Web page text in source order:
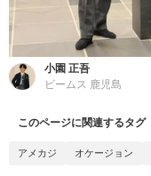
小園 正吾
ビームス 鹿児島
このページに関連するタグ
アメカジ オケージョン